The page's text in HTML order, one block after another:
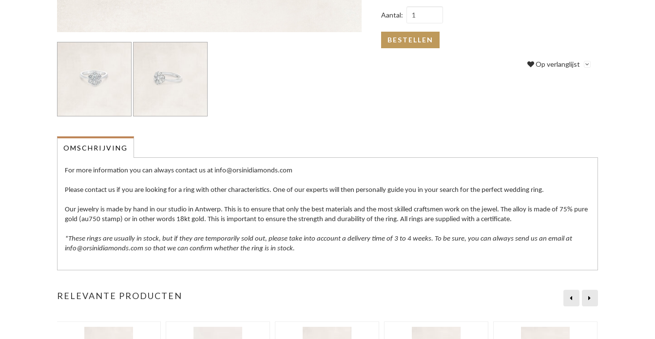
Aantal:
BESTELLEN
Op verlanglijst
OMSCHRIJVING
For more information you can always contact us at info@orsinidiamonds.com
Please contact us if you are looking for a ring with other characteristics. One of our experts will then personally guide you in your search for the perfect wedding ring.
Our jewelry is made by hand in our studio in Antwerp. This is to ensure that only the best materials and the most skilled craftsmen work on the jewel. The alloy is made of 75% pure
gold (au750 stamp) or in other words 18kt gold. This is important to ensure the strength and durability of the ring. All rings are supplied with a certificate.
*These rings are usually in stock, but if they are temporarily sold out, please take into account a delivery time of 3 to 4 weeks. To be sure, you can always send us an email at
info@orsinidiamonds.com so that we can confirm whether the ring is in stock.
RELEVANTE PRODUCTEN